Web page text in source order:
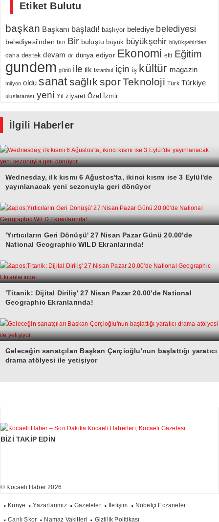
Etiket Bulutu
başkan Başkanı başladı! başlıyor belediye belediyesi
belediyesi’nden bin Bir buluştu büyük büyükşehir büyükşehir’den
daha destek devam dr. dünya ediyor Ekonomi etti Eğitim
gundem günü ile ilk Istanbul için iş kültür magazin
milyon oldu sanatsağlık sporTeknoloji Türk Türkiye
uluslararası yeni Yıl ziyaret Özel İzmir
İlgili Haberler
Wednesday, ilk kısmı 6 Ağustos'ta, ikinci kısmı ise 3 Eylül'de
yayınlanacak yeni sezonuyla geri dönüyor
'Yırtıcıların Geri Dönüşü' 27 Nisan Pazar Günü 20.00'de
National Geographic WILD Ekranlarında!
'Titanik: Dijital Diriliş' 27 Nisan Pazar 20.00'de National
Geographic Ekranlarında!
Geleceğin sanatçıları Başkan Çerçioğlu'nun başlattığı yaratıcı
drama atölyesi ile yetişiyor
BİZİ TAKİP EDİN
© Kocaeli Haber 2026
Künye Yazarlarımız Gazeteler İletişim Nöbetçi Eczaneler
Canlı Skor Namaz Vakitleri Gizlilik Politikası